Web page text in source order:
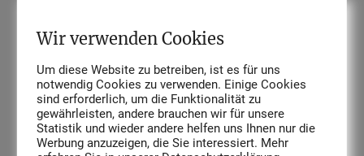
Pferdepension
Wir verwenden Cookies
Um diese Website zu betreiben, ist es für uns
notwendig Cookies zu verwenden. Einige Cookies
sind erforderlich, um die Funktionalität zu
gewährleisten, andere brauchen wir für unsere
Statistik und wieder andere helfen uns Ihnen nur die
Werbung anzuzeigen, die Sie interessiert. Mehr